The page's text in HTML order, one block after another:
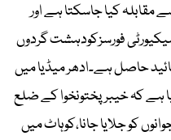
مقابلہ کیا جاسکتا ہے اور
فورسزکودہشت گردوں
حاصل ہے۔ادھر میڈیا میں
ہے کہ خیبرپختونخوا کے ضلع
کو جلایا جانا،کوہاٹ میں